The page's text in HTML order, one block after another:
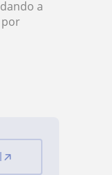
a
por